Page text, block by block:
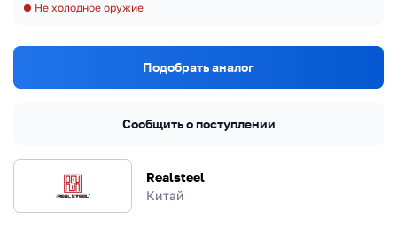
Realsteel
Китай
Не холодное оружие
Подобрать аналог
Сообщить о поступлении